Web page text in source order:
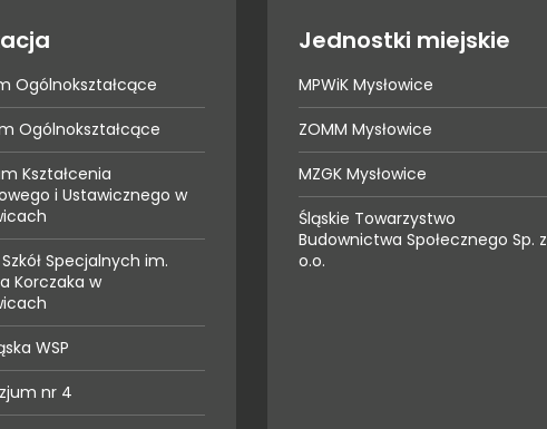
Ogólnokształcące
Ogólnokształcące
Kształcenia
i Ustawicznego w
Szkół Specjalnych im.
Korczaka w
WSP
nr 4
Jednostki miejskie
MPWiK Mysłowice
ZOMM Mysłowice
MZGK Mysłowice
Śląskie Towarzystwo
Budownictwa Społecznego Sp. z
o.o.